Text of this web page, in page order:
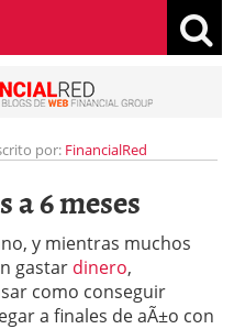
por: FinancialRed
6 meses
y mientras muchos
gastar dinero,
como conseguir
a finales de aÃ±o con